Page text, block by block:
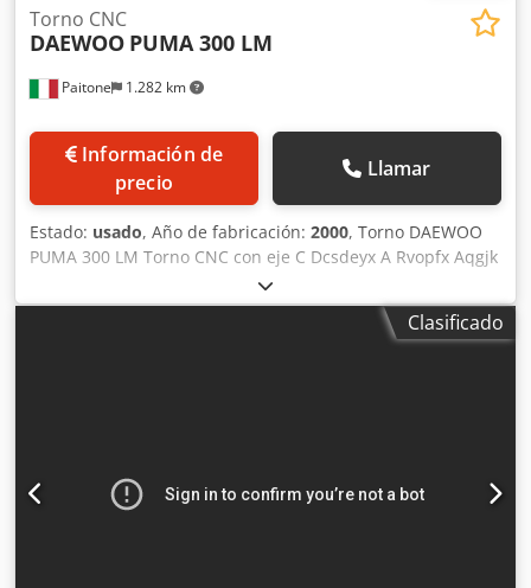
Paitone 1.282 km
Torno CNC
DAEWOO PUMA 300 LM
Información de
precio
Llamar
Estado: usado, Año de fabricación: 2000, Torno DAEWOO
PUMA 300 LM Torno CNC con eje C Dcsdeyx A Rvopfx Aqgjk
Herramientas motorizadas: 4 unidades – 2 radiales + 2
axiales CNC FANUC 18-T CAPACIDAD Diámetro de giro
sobre bancada: 590 mm Diámetro de giro sobre carro: 450
Eje Z: 1330 mm HUSILLO Velocidad: 35 - 3500 rpm Nariz del
husillo: ASA A2-8 Motor: 18,5/22 kW TORRETA
Clasificado